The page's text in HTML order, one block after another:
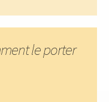
le porter